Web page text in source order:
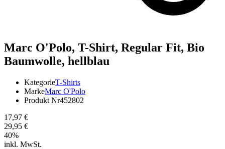
Marc O'Polo, T-Shirt, Regular Fit, Bio
Baumwolle, hellblau
KategorieT-Shirts
MarkeMarc O'Polo
Produkt Nr452802
17,97 €
29,95 €
40%
inkl. MwSt.